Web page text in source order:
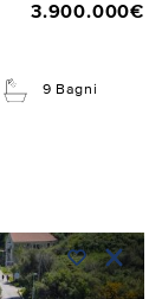
3.900.000€
9 Bagni